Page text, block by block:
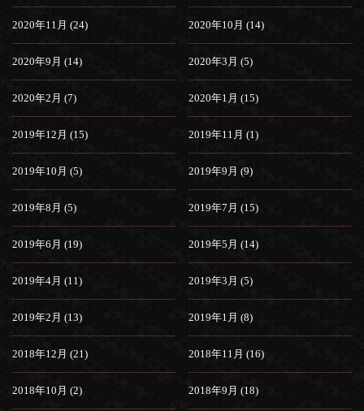
2020年11月 (24) 2020年10月 (14)
2020年9月 (14) 2020年3月 (5)
2020年2月 (7) 2020年1月 (15)
2019年12月 (15) 2019年11月 (1)
2019年10月 (5) 2019年9月 (9)
2019年8月 (5) 2019年7月 (15)
2019年6月 (19) 2019年5月 (14)
2019年4月 (11) 2019年3月 (5)
2019年2月 (13) 2019年1月 (8)
2018年12月 (21) 2018年11月 (16)
2018年10月 (2) 2018年9月 (18)